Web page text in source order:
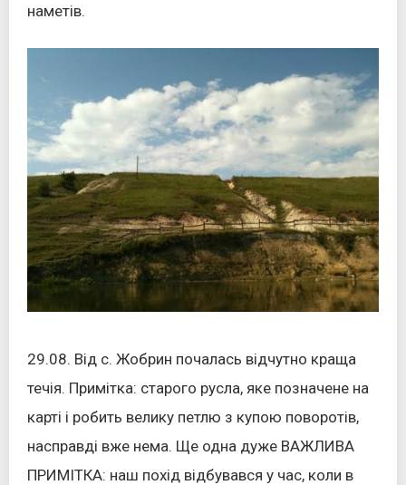
наметів.
29.08. Від с. Жобрин почалась відчутно краща
течія. Примітка: старого русла, яке позначене на
карті і робить велику петлю з купою поворотів,
насправді вже нема. Ще одна дуже ВАЖЛИВА
ПРИМІТКА: наш похід відбувався у час, коли в